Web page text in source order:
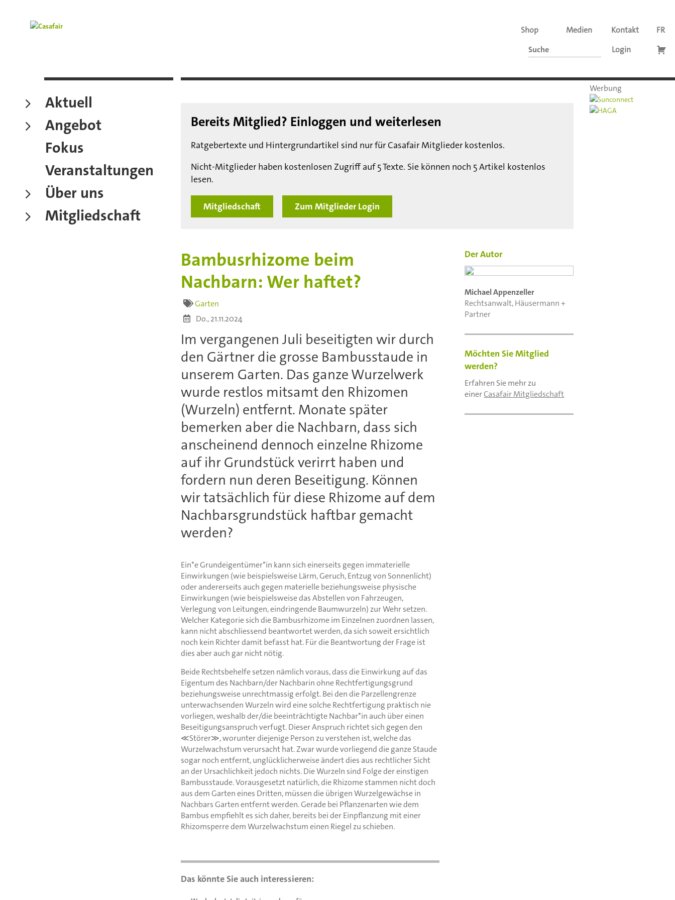
Aktuell
Angebot
Fokus
Veranstaltungen
Über uns
Mitgliedschaft
Shop Medien Kontakt
FR
Login
Bereits Mitglied? Einloggen und weiterlesen
Ratgebertexte und Hintergrundartikel sind nur für Casafair Mitglieder kostenlos.
Nicht-Mitglieder haben kostenlosen Zugriff auf 5 Texte. Sie können noch 5 Artikel kostenlos
lesen.
Mitgliedschaft Zum Mitglieder Login
Bambusrhizome beim
Nachbarn: Wer haftet?
Garten
Do., 21.11.2024
Im vergangenen Juli beseitigten wir durch
den Gärtner die grosse Bambusstaude in
unserem Garten. Das ganze Wurzelwerk
wurde restlos mitsamt den Rhizomen
(Wurzeln) entfernt. Monate später
bemerken aber die Nachbarn, dass sich
anscheinend dennoch einzelne Rhizome
auf ihr Grundstück verirrt haben und
fordern nun deren Beseitigung. Können
wir tatsächlich für diese Rhizome auf dem
Nachbarsgrundstück haftbar gemacht
werden?
Ein*e Grundeigentümer*in kann sich einerseits gegen immaterielle
Einwirkungen (wie beispielsweise Lärm, Geruch, Entzug von Sonnenlicht)
oder andererseits auch gegen materielle beziehungsweise physische
Einwirkungen (wie beispielsweise das Abstellen von Fahrzeugen,
Verlegung von Leitungen, eindringende Baumwurzeln) zur Wehr setzen.
Welcher Kategorie sich die Bambusrhizome im Einzelnen zuordnen lassen,
kann nicht abschliessend beantwortet werden, da sich soweit ersichtlich
noch kein Richter damit befasst hat. Für die Beantwortung der Frage ist
dies aber auch gar nicht nötig.
Beide Rechtsbehelfe setzen nämlich voraus, dass die Einwirkung auf das
Eigentum des Nachbarn/der Nachbarin ohne Rechtfertigungsgrund
beziehungsweise unrechtmassig erfolgt. Bei den die Parzellengrenze
unterwachsenden Wurzeln wird eine solche Rechtfertigung praktisch nie
vorliegen, weshalb der/die beeinträchtigte Nachbar*in auch über einen
Beseitigungsanspruch verfugt. Dieser Anspruch richtet sich gegen den
≪Störer≫, worunter diejenige Person zu verstehen ist, welche das
Wurzelwachstum verursacht hat. Zwar wurde vorliegend die ganze Staude
sogar noch entfernt, unglücklicherweise ändert dies aus rechtlicher Sicht
an der Ursachlichkeit jedoch nichts. Die Wurzeln sind Folge der einstigen
Bambusstaude. Vorausgesetzt natürlich, die Rhizome stammen nicht doch
aus dem Garten eines Dritten, müssen die übrigen Wurzelgewächse in
Nachbars Garten entfernt werden. Gerade bei Pflanzenarten wie dem
Bambus empfiehlt es sich daher, bereits bei der Einpflanzung mit einer
Rhizomsperre dem Wurzelwachstum einen Riegel zu schieben.
Der Autor
Michael Appenzeller
Rechtsanwalt, Häusermann +
Partner
Möchten Sie Mitglied
werden?
Erfahren Sie mehr zu
einerCasafair Mitgliedschaft
Werbung